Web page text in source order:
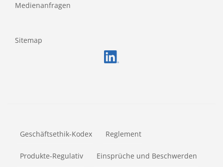
Medienanfragen
Sitemap
Geschäftsethik-Kodex Reglement
Produkte-Regulativ Einsprüche und Beschwerden